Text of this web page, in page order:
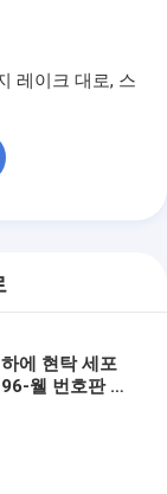
레이크 대로, 스
에 현탁 세포
웰 번호판 장